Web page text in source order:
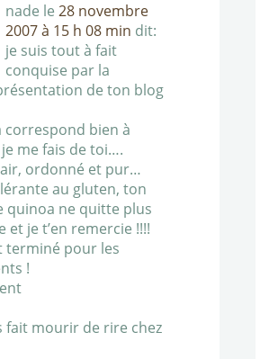
nade le 28 novembre
2007 à 15 h 08 min dit:
je suis tout à fait
conquise par la
de ton blog
correspond bien à
je me fais de toi….
ordonné et pur…
au gluten, ton
quinoa ne quitte plus
et je t’en remercie !!!!
terminé pour les
!
fait mourir de rire chez